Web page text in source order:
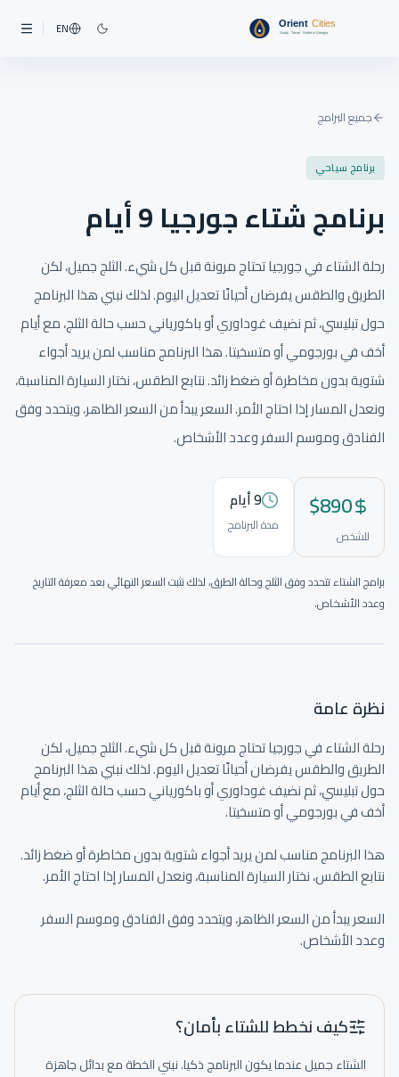
EN
جميع البرامج
برنامج سياحي
برنامج شتاء جورجيا 9 أيام
رحلة الشتاء في جورجيا تحتاج مرونة قبل كل شيء. الثلج جميل، لكن
الطريق والطقس يفرضان أحيانًا تعديل اليوم. لذلك نبني هذا البرنامج
حول تبليسي، ثم نضيف غوداوري أو باكورياني حسب حالة الثلج، مع أيام
أخف في بورجومي أو متسخيتا. هذا البرنامج مناسب لمن يريد أجواء
شتوية بدون مخاطرة أو ضغط زائد. نتابع الطقس، نختار السيارة المناسبة،
ونعدل المسار إذا احتاج الأمر. السعر يبدأ من السعر الظاهر، ويتحدد وفق
الفنادق وموسم السفر وعدد الأشخاص.
$890
للشخص
9أيام
مدة البرنامج
برامج الشتاء تتحدد وفق الثلج وحالة الطرق، لذلك نثبت السعر النهائي بعد معرفة التاريخ
وعدد الأشخاص.
نختار المسار والصور والتفاصيل لتكون الرحلة واضحة قبل الحجز.
نظرة عامة
السعر يبدأ من السعر الظاهر، ويتحدد وفق الفنادق وموسم السفر
وعدد الأشخاص.
كيف نخطط للشتاء بأمان؟
الشتاء جميل عندما يكون البرنامج ذكيا. نبني الخطة مع بدائل جاهزة